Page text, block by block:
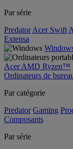
Par série
Predator Acer Swift
Extensa
Acer AMD Ryzen™
Ordinateurs de
Par catégorie
Predator Gaming
Composants
Par série